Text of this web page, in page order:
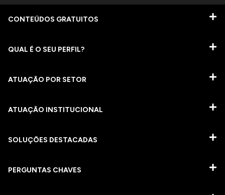
CONTEÚDOS GRATUITOS
QUAL É O SEU PERFIL?
ATUAÇÃO POR SETOR
ATUAÇÃO INSTITUCIONAL
SOLUÇÕES DESTACADAS
PERGUNTAS CHAVES​